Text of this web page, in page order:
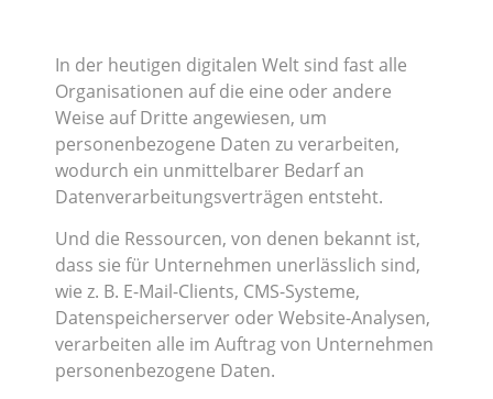
In der heutigen digitalen Welt sind fast alle
Organisationen auf die eine oder andere
Weise auf Dritte angewiesen, um
personenbezogene Daten zu verarbeiten,
wodurch ein unmittelbarer Bedarf an
Datenverarbeitungsverträgen entsteht.
Und die Ressourcen, von denen bekannt ist,
dass sie für Unternehmen unerlässlich sind,
wie z. B. E-Mail-Clients, CMS-Systeme,
Datenspeicherserver oder Website-Analysen,
verarbeiten alle im Auftrag von Unternehmen
personenbezogene Daten.